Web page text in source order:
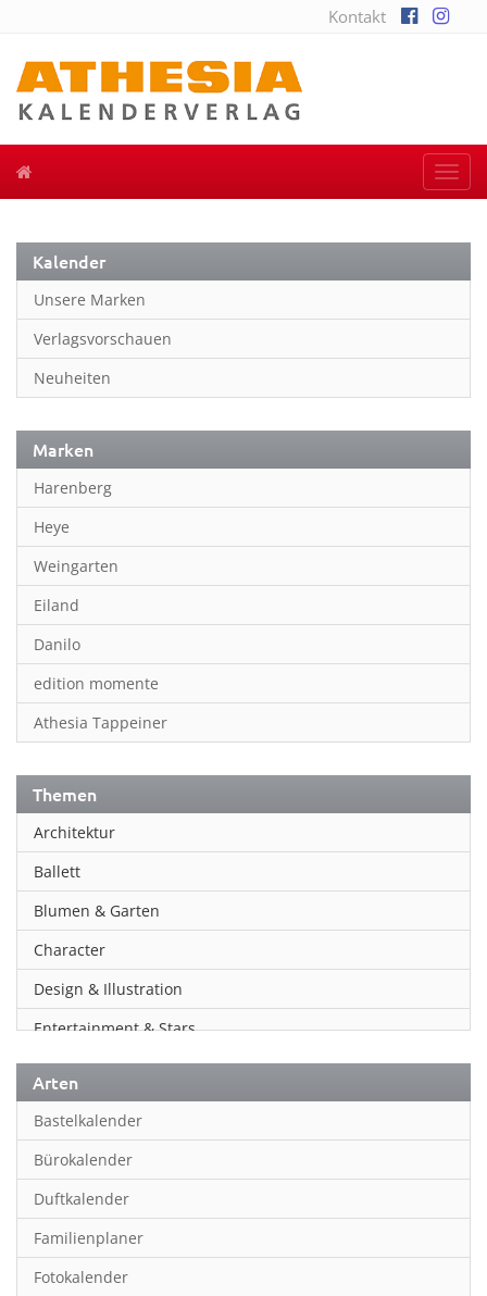
Kontakt
Kalender
Unsere Marken
Verlagsvorschauen
Neuheiten
Marken
Harenberg
Heye
Weingarten
Eiland
Danilo
edition momente
Athesia Tappeiner
Themen
Architektur
Ballett
Blumen & Garten
Character
Design & Illustration
Entertainment & Stars
Erotik
Essen & Trinken
Familienplaner
Fantasy
Film
Fotokunst
Arten
Bastelkalender
Bürokalender
Duftkalender
Familienplaner
Fotokalender